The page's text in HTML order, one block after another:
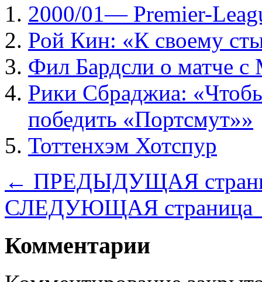
2000/01— Рremier-
Рой Кин: «К своему
Фил Бардсли о матче с
Рики Сбраджиа:
победить «Портсмут»»
Тоттенхэм Хотспур
← ПРЕДЫДУЩАЯ
СЛЕДУЮЩАЯ
Комментарии